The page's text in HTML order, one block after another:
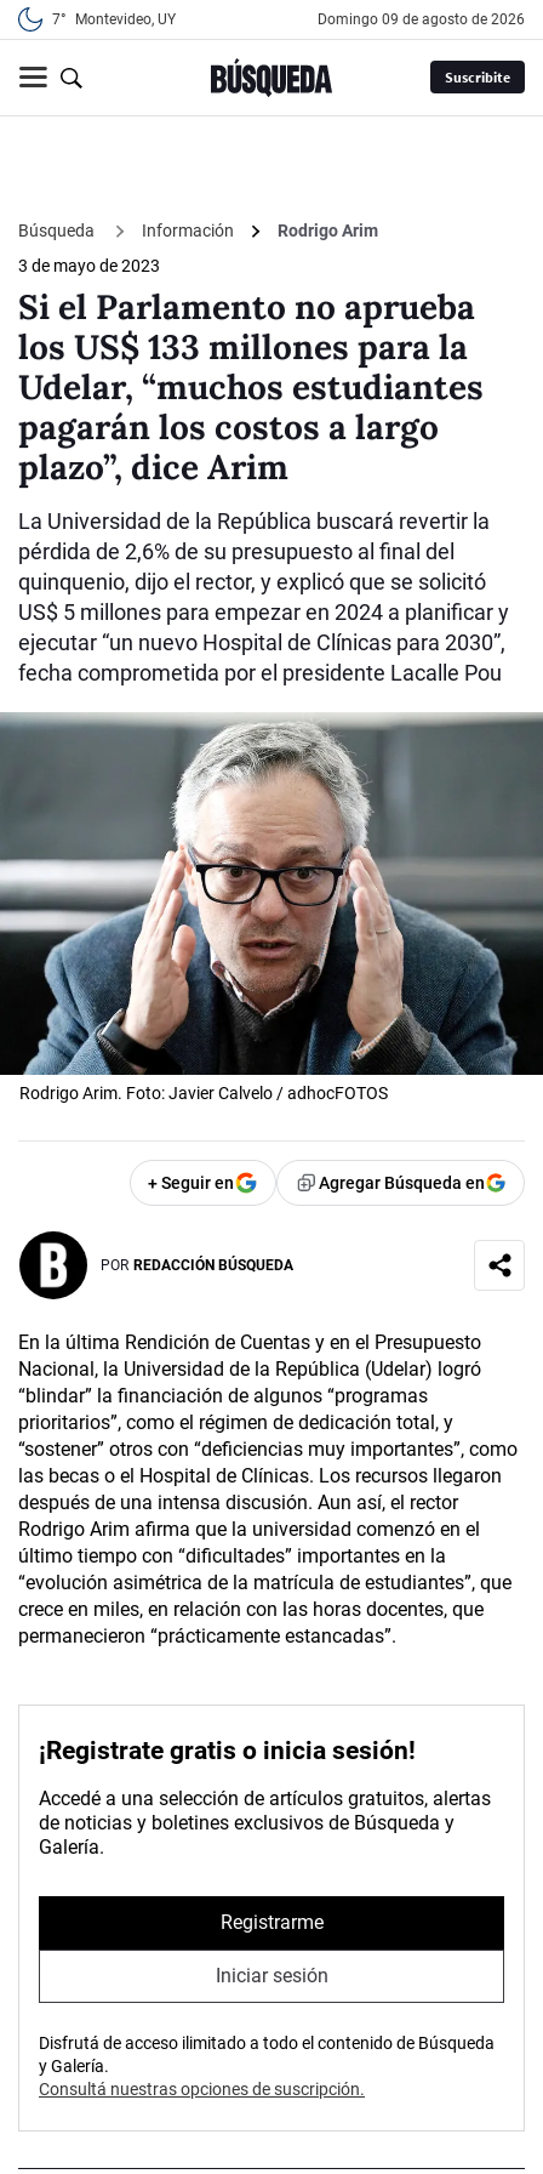
7° Montevideo, UY domingo 09 de agosto de 2026
Suscribite
Búsqueda Información
Rodrigo Arim
3 de mayo de 2023
Si el Parlamento no aprueba
los US$ 133 millones para la
Udelar, “muchos estudiantes
pagarán los costos a largo
plazo”, dice Arim
La Universidad de la República buscará revertir la
pérdida de 2,6% de su presupuesto al final del
quinquenio, dijo el rector, y explicó que se solicitó
US$ 5 millones para empezar en 2024 a planificar y
ejecutar “un nuevo Hospital de Clínicas para 2030”,
fecha comprometida por el presidente Lacalle Pou
Rodrigo Arim. Foto: Javier Calvelo / adhocFOTOS
+ Seguir en Agregar Búsqueda en
POR REDACCIÓN BÚSQUEDA
En la última Rendición de Cuentas y en el Presupuesto
Nacional, la Universidad de la República (Udelar) logró
“blindar” la financiación de algunos “programas
prioritarios”, como el régimen de dedicación total, y
“sostener” otros con “deficiencias muy importantes”, como
las becas o el Hospital de Clínicas. Los recursos llegaron
después de una intensa discusión. Aun así, el rector
Rodrigo Arim afirma que la universidad comenzó en el
último tiempo con “dificultades” importantes en la
“evolución asimétrica de la matrícula de estudiantes”, que
crece en miles, en relación con las horas docentes, que
permanecieron “prácticamente estancadas”.
¡Registrate gratis o inicia sesión!
Accedé a una selección de artículos gratuitos, alertas
de noticias y boletines exclusivos de Búsqueda y
Galería.
Registrarme
Iniciar sesión
Disfrutá de acceso ilimitado a todo el contenido de Búsqueda
y Galería.
Consultá nuestras opciones de suscripción.